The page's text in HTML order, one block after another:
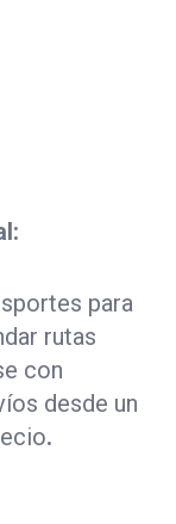
para
rutas
con
desde un
.